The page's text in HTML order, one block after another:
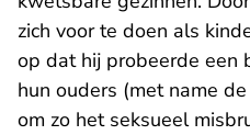
zich voor te doen als
op dat hij probeerde een
hun ouders (met name
om zo het seksueel